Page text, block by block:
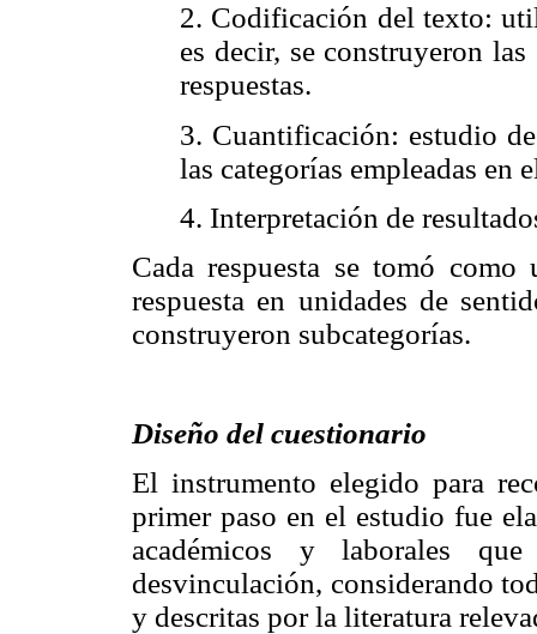
2. Codificación del texto:
es decir, se construyeron
respuestas.
3. Cuantificación: estudio
las categorías empleadas en
4. Interpretación de
Cada respuesta se tomó
respuesta en unidades de
construyeron subcategorías.
Diseño del cuestionario
El instrumento elegido para
primer paso en el estudio fue
académicos y laborales
desvinculación, considerando
y descritas por la literatura